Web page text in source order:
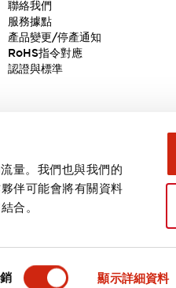
量。我們也與我們的
伴可能會將有關資料
合。
顯示詳細資料
文件和檔案
聯絡我們
服務據點
產品變更/停產通知
RoHS指令對應
認證與標準